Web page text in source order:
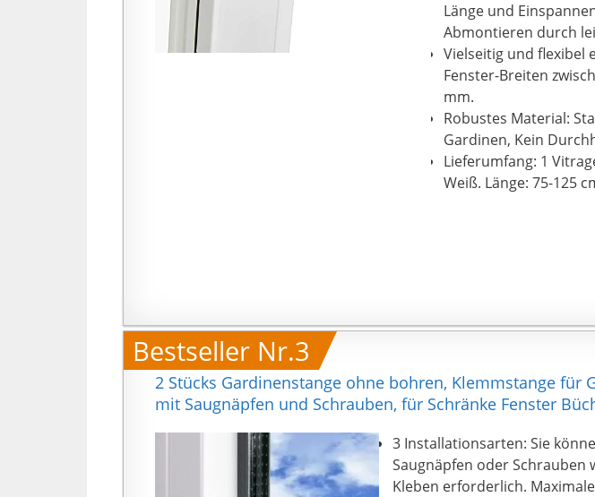
Länge und
Abmontieren durch
Vielseitig und flexibel
Fenster-Breiten
mm.
Robustes Material:
Gardinen, Kein
Lieferumfang: 1
Weiß. Länge: 75-125
Bestseller Nr.3
2 Stücks Gardinenstange ohne bohren, Klemmstange für
mit Saugnäpfen und Schrauben, für Schränke Fenster
3 Installationsarten: Sie
Saugnäpfen oder
Kleben erforderlich.